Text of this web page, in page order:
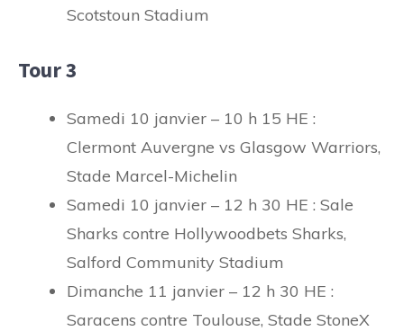
Scotstoun Stadium
Tour 3
Samedi 10 janvier – 10 h 15 HE :
Clermont Auvergne vs Glasgow Warriors,
Stade Marcel-Michelin
Samedi 10 janvier – 12 h 30 HE : Sale
Sharks contre Hollywoodbets Sharks,
Salford Community Stadium
Dimanche 11 janvier – 12 h 30 HE :
Saracens contre Toulouse, Stade StoneX